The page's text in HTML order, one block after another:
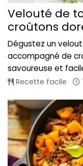
Velouté de
croûtons
Dégustez un
accompagné de
savoureuse et
Recette facile